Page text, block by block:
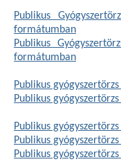
Publikus
formátumban
Publikus
formátumban
Publikus
Publikus
Publikus
Publikus
Publikus